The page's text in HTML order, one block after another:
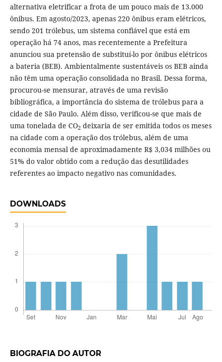
alternativa eletrificar a frota de um pouco mais de 13.000
ônibus. Em agosto/2023, apenas 220 ônibus eram elétricos,
sendo 201 trólebus, um sistema confiável que está em
operação há 74 anos, mas recentemente a Prefeitura
anunciou sua pretensão de substituí-lo por ônibus elétricos
a bateria (BEB). Ambientalmente sustentáveis os BEB ainda
não têm uma operação consolidada no Brasil. Dessa forma,
procurou-se mensurar, através de uma revisão
bibliográfica, a importância do sistema de trólebus para a
cidade de São Paulo. Além disso, verificou-se que mais de
uma tonelada de CO2 deixaria de ser emitida todos os meses
na cidade com a operação dos trólebus, além de uma
economia mensal de aproximadamente R$ 3,034 milhões ou
51% do valor obtido com a redução das desutilidades
referentes ao impacto negativo nas comunidades.
DOWNLOADS
BIOGRAFIA DO AUTOR